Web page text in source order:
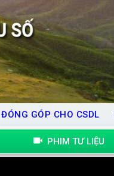
ĐÓNG GÓP CHO CSDL
PHIM TƯ LIỆU